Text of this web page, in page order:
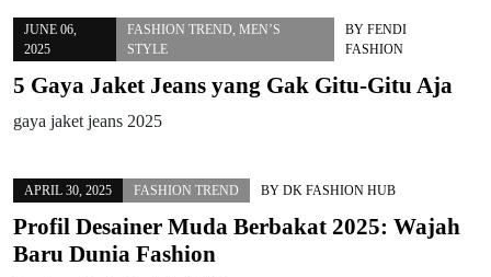
JUNE 06,
2025
FASHION TREND ,MEN’S
STYLE
BY FENDI
FASHION
5 Gaya Jaket Jeans yang Gak Gitu-Gitu Aja
gaya jaket jeans 2025
APRIL 30, 2025 FASHION TREND BY DK FASHION HUB
Profil Desainer Muda Berbakat 2025: Wajah
Baru Dunia Fashion